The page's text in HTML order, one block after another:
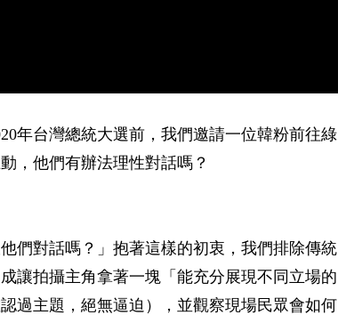
年台灣總統大選前，我們邀請一位韓粉前往綠
，他們有辦法理性對話嗎？
們對話嗎？」抱著這樣的初衷，我們排除傳統
讓拍攝主角拿著一塊「能充分展現不同立場的
過主題，絕無逼迫），並觀察現場民眾會如何